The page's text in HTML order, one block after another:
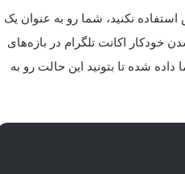
استفاده نکنید، شما رو به عنوان یک
اکانت تلگرام در بازه‌های
شده تا بتونید این حالت رو به